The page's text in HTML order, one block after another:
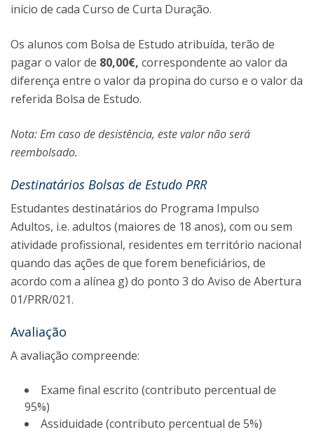
início de cada Curso de Curta Duração.
Os alunos com Bolsa de Estudo atribuída, terão de
pagar o valor de 80,00€, correspondente ao valor da
diferença entre o valor da propina do curso e o valor da
referida Bolsa de Estudo.
Nota: Em caso de desistência, este valor não será
reembolsado.
Destinatários Bolsas de Estudo PRR
Estudantes destinatários do Programa Impulso
Adultos, i.e. adultos (maiores de 18 anos), com ou sem
atividade profissional, residentes em território nacional
quando das ações de que forem beneficiários, de
acordo com a alínea g) do ponto 3 do Aviso de Abertura
01/PRR/021.
Avaliação
A avaliação compreende:
Exame final escrito (contributo percentual de
95%)
Assiduidade (contributo percentual de 5%)